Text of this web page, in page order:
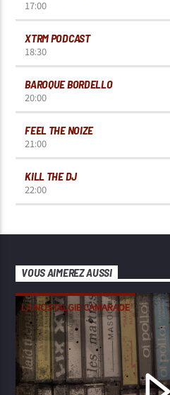
17:00
XTRM PODCAST
18:30
BAROQUE BORDELLO
20:00
FEEL THE NOIZE
21:00
KILL THE DJ
22:00
VOUS AIMEREZ AUSSI
LA NOSTALGIE CAMARADE